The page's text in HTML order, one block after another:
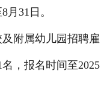
31日。
附属幼儿园招聘雇
，报名时间至2025